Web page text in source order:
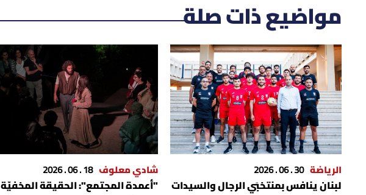
مواضيع ذات صلة
الرياضة 30 . 06 . 2026
لبنان ينافس بمنتخبَي الرجال والسيدات
شادي معلوف 18 . 06 . 2026
"أعمدة المجتمع": الحقيقة المخفيّة